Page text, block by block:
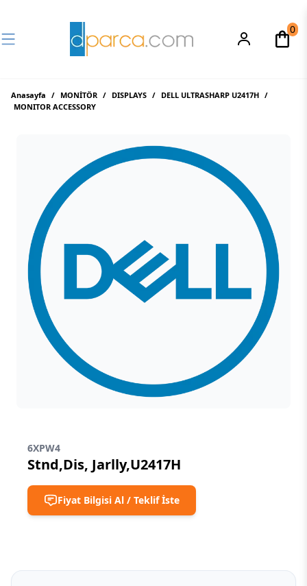
0
Anasayfa / MONİTÖR / DISPLAYS / DELL ULTRASHARP U2417H /
MONITOR ACCESSORY
6XPW4
Stnd,Dis, Jarlly,U2417H
Fiyat Bilgisi Al / Teklif İste